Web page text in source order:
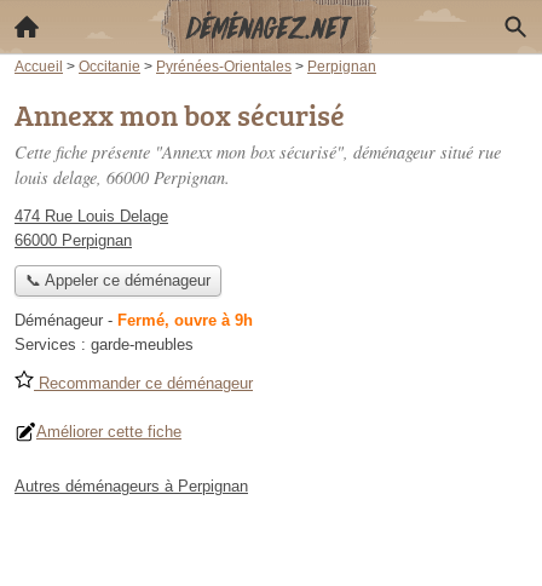
Accueil > Occitanie > Pyrénées-Orientales > Perpignan
Annexx mon box sécurisé
Cette fiche présente "Annexx mon box sécurisé", déménageur situé rue
louis delage, 66000 Perpignan.
474 Rue Louis Delage
66000 Perpignan
📞 Appeler ce déménageur
Déménageur - Fermé, ouvre à 9h
Services : garde-meubles
Recommander ce déménageur
Améliorer cette fiche
Autres déménageurs à Perpignan